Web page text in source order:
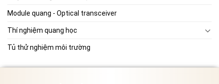
Module quang - Optical transceiver
Thí nghiệm quang học
Tủ thử nghiệm môi trường